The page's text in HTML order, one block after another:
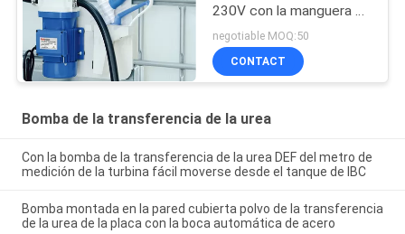
230V con la manguera de
la succión de 1,5
metros/la boca manual
negotiable MOQ:50
CONTACT
Bomba de la transferencia de la urea
Con la bomba de la transferencia de la urea DEF del metro de
medición de la turbina fácil moverse desde el tanque de IBC
Bomba montada en la pared cubierta polvo de la transferencia
de la urea de la placa con la boca automática de acero